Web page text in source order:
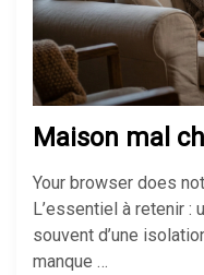
Maison mal
Your browser does
L’essentiel à retenir :
souvent d’une
manque …